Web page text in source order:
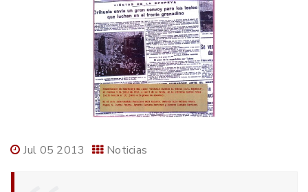
Jul 05 2013 Noticias